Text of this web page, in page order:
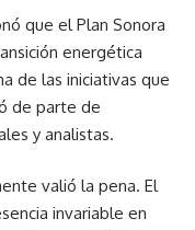
que el Plan Sonora
energética
de las iniciativas que
de parte de
y analistas.
valió la pena. El
invariable en